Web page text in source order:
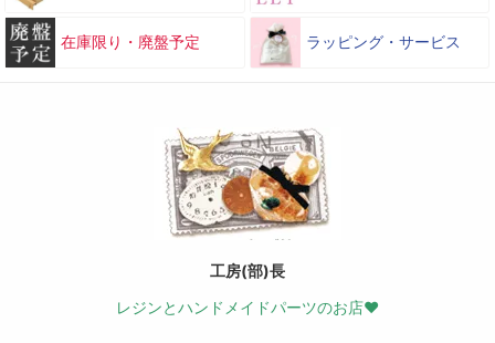
在庫限り・廃盤予定 ラッピング・サービス
工房(部)長
レジンとハンドメイドパーツのお店♥